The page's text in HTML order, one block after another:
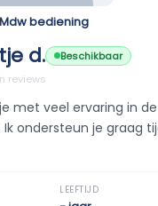
Mdw bediening
d.
Beschikbaar
reviews
met veel ervaring in
ondersteun je graag
LEEFTIJD